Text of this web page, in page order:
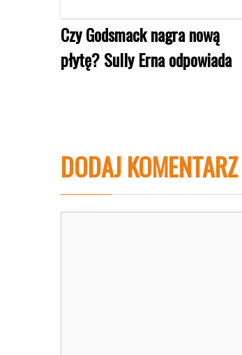
Czy Godsmack nagra nową
płytę? Sully Erna odpowiada
DODAJ KOMENTARZ